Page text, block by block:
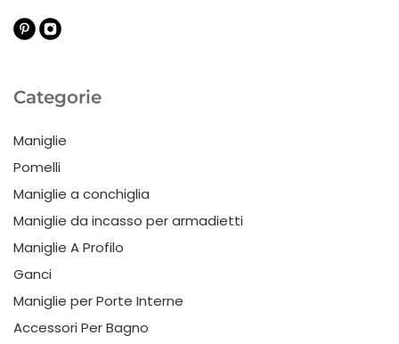
Categorie
Maniglie
Pomelli
Maniglie a conchiglia
Maniglie da incasso per armadietti
Maniglie A Profilo
Ganci
Maniglie per Porte Interne
Accessori Per Bagno